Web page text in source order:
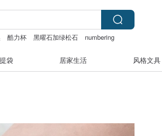
酷力杯 黑曜石加绿松石
numbering
袋 居家生活 风格文具